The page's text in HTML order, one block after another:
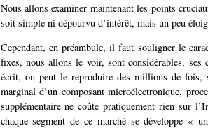
Nous allons examiner maintenant les points
soit simple ni dépourvu d’intérêt, mais un peu
Cependant, en préambule, il faut souligner le
fixes, nous allons le voir, sont considérables,
écrit, on peut le reproduire des millions de fois,
marginal d’un composant microélectronique,
supplémentaire ne coûte pratiquement rien sur
chaque segment de ce marché se développe «